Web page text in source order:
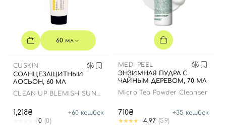
60 мл
CUSKIN
СОЛНЦЕЗАЩИТНЫЙ
ЛОСЬОН, 60 МЛ
CLEAN UP BLEMISH SUN
1,218₴ +60 кешбек
0 (0)
MEDI PEEL
ЭНЗИМНАЯ ПУДРА С
ЧАЙНЫМ ДЕРЕВОМ, 70 МЛ
Micro Tea Powder Cleanser
710₴ +35 кешбек
4.97 (59)
Войти с помощью e-mail